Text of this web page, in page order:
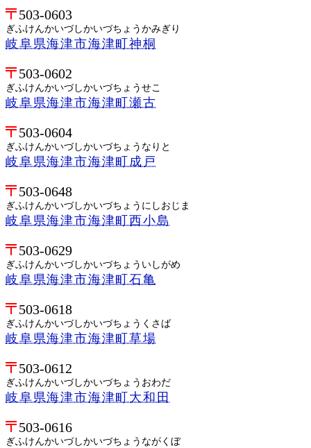
503-0603
ぎふけんかいづしかいづちょうかみぎり
岐阜県海津市海津町神桐
503-0602
ぎふけんかいづしかいづちょうせこ
岐阜県海津市海津町瀬古
503-0604
ぎふけんかいづしかいづちょうなりと
岐阜県海津市海津町成戸
503-0648
ぎふけんかいづしかいづちょうにしおじま
岐阜県海津市海津町西小島
503-0629
ぎふけんかいづしかいづちょういしがめ
岐阜県海津市海津町石亀
503-0618
ぎふけんかいづしかいづちょうくさば
岐阜県海津市海津町草場
503-0612
ぎふけんかいづしかいづちょうおわだ
岐阜県海津市海津町大和田
503-0616
ぎふけんかいづしかいづちょうながくぼ